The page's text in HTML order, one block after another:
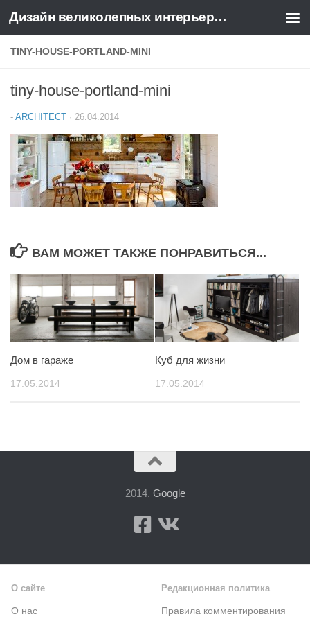
Перейти к содержимому Дизайн великолепных интерьеров квартир и домов
TINY-HOUSE-PORTLAND-MINI
tiny-house-portland-mini
- ARCHITECT · 26.04.2014
ВАМ МОЖЕТ ТАКЖЕ ПОНРАВИТЬСЯ...
Дом в гараже
17.05.2014
Куб для жизни
17.05.2014
2014. Google
О сайте
О нас
Редакционная политика
Правила комментирования